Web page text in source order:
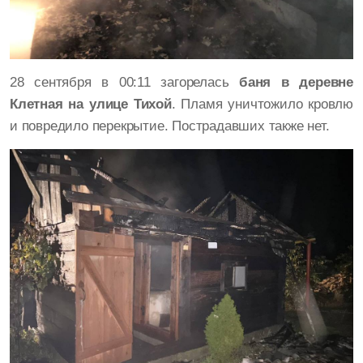
28 сентября в 00:11 загореласьбаня в деревне
Клетная на улице Тихой. Пламя уничтожило кровлю
и повредило перекрытие. Пострадавших также нет.